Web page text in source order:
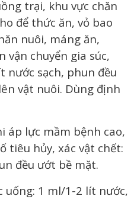
trại, khu vực chăn
để thức ăn, vỏ bao
nuôi, máng ăn,
vận chuyển gia súc,
nước sạch, phun đều
vật nuôi. Dùng định
áp lực mầm bệnh cao,
tiêu hủy, xác vật chết:
đều ướt bề mặt.
uống: 1 ml/1-2 lít nước,